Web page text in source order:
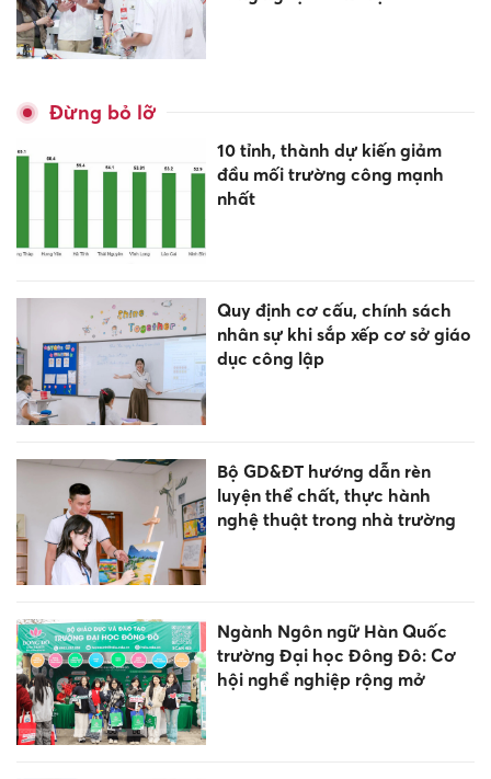
Đừng bỏ lỡ
10 tỉnh, thành dự kiến giảm
đầu mối trường công mạnh
nhất
Quy định cơ cấu, chính sách
nhân sự khi sắp xếp cơ sở giáo
dục công lập
Bộ GD&ĐT hướng dẫn rèn
luyện thể chất, thực hành
nghệ thuật trong nhà trường
Ngành Ngôn ngữ Hàn Quốc
trường Đại học Đông Đô: Cơ
hội nghề nghiệp rộng mở